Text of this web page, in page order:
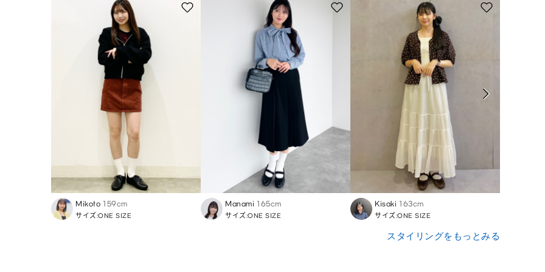
Mikoto 159cm
サイズ:ONE SIZE
Manami 165cm
サイズ:ONE SIZE
Kisaki 163cm
サイズ:ONE SIZE
スタイリングをもっとみる